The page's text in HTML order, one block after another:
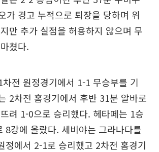
가 경고 누적으로 퇴장을 당하며 위
만 추가 실점을 허용하지 않으며 무
쳤다.
전 원정경기에서 1-1 무승부를 기
2차전 홈경기에서 후반 31분 알바로
려 1-0으로 승리했다. 헤타페는 1승
8강에 올랐다. 세비야는 그라나다를
정에서 2-1로 승리했고 2차전 홈경기